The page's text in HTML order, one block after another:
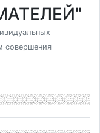
совершения